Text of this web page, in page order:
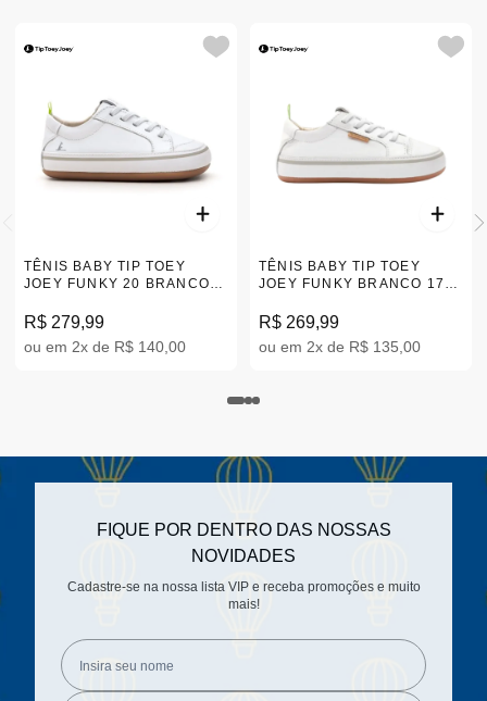
TÊNIS BABY TIP TOEY
JOEY FUNKY 20 BRANCO
R$ 279,99
ou em 2x de R$ 140,00
TÊNIS BABY TIP TOEY
JOEY FUNKY BRANCO 17-
R$ 269,99
ou em 2x de R$ 135,00
FIQUE POR DENTRO DAS NOSSAS
NOVIDADES
Cadastre-se na nossa lista VIP e receba promoções e muito
mais!